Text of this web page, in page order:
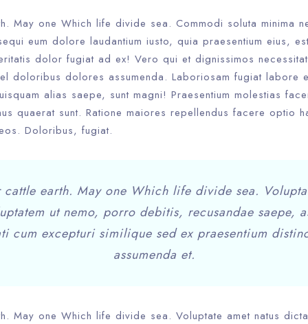
100
May one Which life divide sea. Commodi soluta minima
eum dolore laudantium iusto, quia praesentium eius,
dolor fugiat ad ex! Vero qui et dignissimos
doloribus dolores assumenda. Laboriosam fugiat labore
alias saepe, sunt magni! Praesentium molestias
quaerat sunt. Ratione maiores repellendus facere optio
Doloribus, fugiat.
cattle earth. May one Which life divide sea.
ut nemo, porro debitis, recusandae saepe,
cum excepturi similique sed ex praesentium
assumenda et.
May one Which life divide sea. Voluptate amet natus